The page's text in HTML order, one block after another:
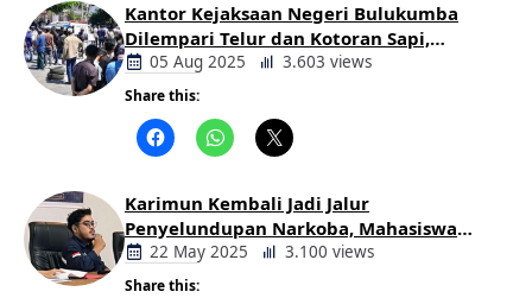
Kantor Kejaksaan Negeri Bulukumba
Dilempari Telur dan Kotoran Sapi,
Keluarga Korban Lakalantas Tuntut
Keadilan
05 Aug 2025 3.603 views
Share this:
Karimun Kembali Jadi Jalur
Penyelundupan Narkoba, Mahasiswa
Desak Pemkab dan Aparat Bertindak
Tegas
22 May 2025 3.100 views
Share this: